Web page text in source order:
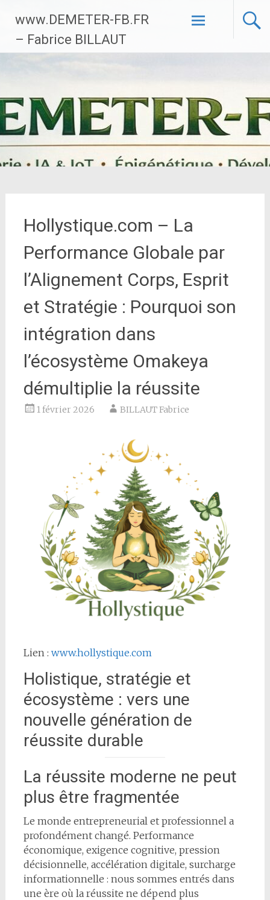
contenu
principal
www.DEMETER-FB.FR
– Fabrice BILLAUT
Hollystique.com – La
Performance Globale par
l’Alignement Corps, Esprit
et Stratégie : Pourquoi son
intégration dans
l’écosystème Omakeya
démultiplie la réussite
1 février 2026 BILLAUT Fabrice
Lien : www.hollystique.com
Holistique, stratégie et
écosystème : vers une
nouvelle génération de
réussite durable
La réussite moderne ne peut
plus être fragmentée
Le monde entrepreneurial et professionnel a
profondément changé. Performance
économique, exigence cognitive, pression
décisionnelle, accélération digitale, surcharge
informationnelle : nous sommes entrés dans
une ère où la réussite ne dépend plus